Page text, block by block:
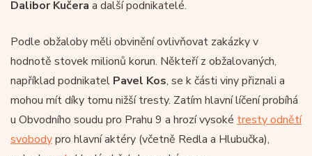
Dalibor Kučera a další podnikatelé.
Podle obžaloby měli obvinění ovlivňovat zakázky v
hodnotě stovek milionů korun. Někteří z obžalovaných,
například podnikatel Pavel Kos, se k části viny přiznali a
mohou mít díky tomu nižší tresty. Zatím hlavní líčení probíhá
u Obvodního soudu pro Prahu 9 a hrozí vysoké tresty odnětí
svobodypro hlavní aktéry (včetně Redla a Hlubučka),